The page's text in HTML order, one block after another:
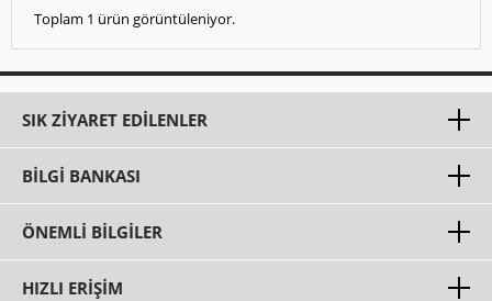
Toplam 1 ürün görüntüleniyor.
SIK ZIYARET EDILENLER
BILGI BANKASI
ÖNEMLI BILGILER
HIZLI ERIŞIM